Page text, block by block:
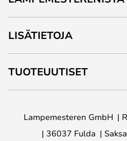
LISÄTIETOJA
TUOTEUUTISET
Lampemesteren GmbH
36037 Fulda
Saksa